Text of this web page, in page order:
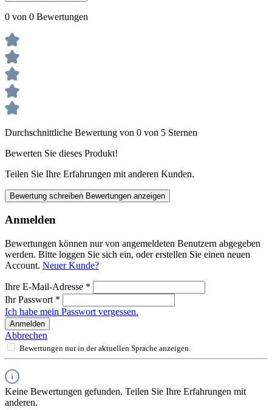
0 von 0 Bewertungen
Durchschnittliche Bewertung von 0 von 5 Sternen
Bewerten Sie dieses Produkt!
Teilen Sie Ihre Erfahrungen mit anderen Kunden.
Bewertung schreiben Bewertungen anzeigen
Anmelden
Bewertungen können nur von angemeldeten Benutzern abgegeben
werden. Bitte loggen Sie sich ein, oder erstellen Sie einen neuen
Account. Neuer Kunde?
Ihre E-Mail-Adresse *
Ihr Passwort *
Ich habe mein Passwort vergessen.
Anmelden
Abbrechen
Bewertungen nur in der aktuellen Sprache anzeigen.
Keine Bewertungen gefunden. Teilen Sie Ihre Erfahrungen mit
anderen.